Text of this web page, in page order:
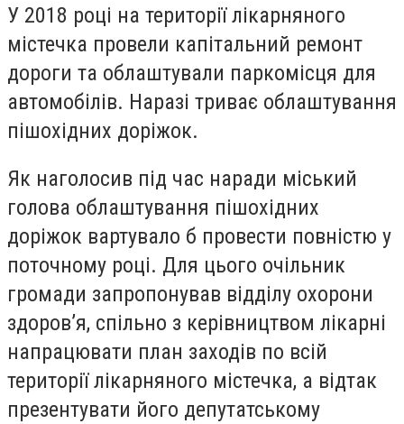
У 2018 році на території лікарняного
містечка провели капітальний ремонт
дороги та облаштували паркомісця для
автомобілів. Наразі триває облаштування
пішохідних доріжок.
Як наголосив під час наради міський
голова облаштування пішохідних
доріжок вартувало б провести повністю у
поточному році. Для цього очільник
громади запропонував відділу охорони
здоров’я, спільно з керівництвом лікарні
напрацювати план заходів по всій
території лікарняного містечка, а відтак
презентувати його депутатському